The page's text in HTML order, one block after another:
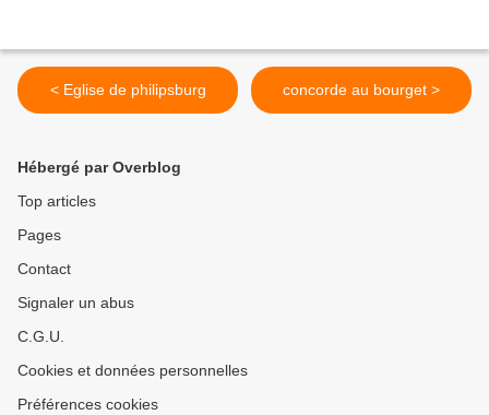
< Eglise de philipsburg concorde au bourget >
Hébergé par Overblog
Top articles
Pages
Contact
Signaler un abus
C.G.U.
Cookies et données personnelles
Préférences cookies